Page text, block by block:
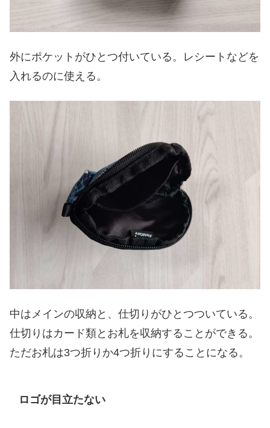
外にポケットがひとつ付いている。レシートなどを
入れるのに使える。
中はメインの収納と、仕切りがひとつついている。
仕切りはカード類とお札を収納することができる。
ただお札は3つ折りか4つ折りにすることになる。
ロゴが目立たない